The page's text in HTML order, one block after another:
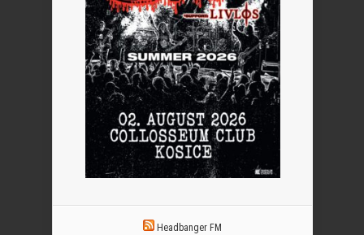
Headbanger FM